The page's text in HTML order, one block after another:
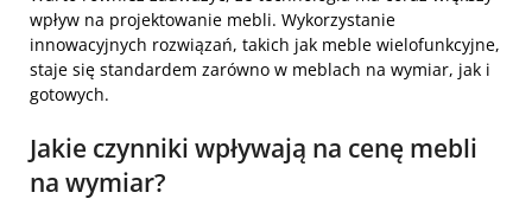
wpływ na projektowanie mebli. Wykorzystanie
innowacyjnych rozwiązań, takich jak meble wielofunkcyjne,
staje się standardem zarówno w meblach na wymiar, jak i
gotowych.
Jakie czynniki wpływają na cenę mebli
na wymiar?